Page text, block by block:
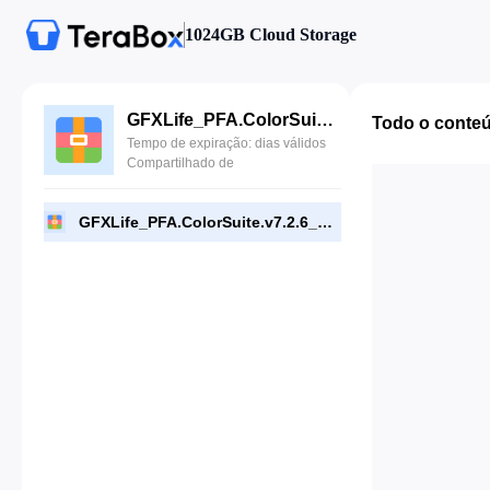
1024GB Cloud Storage
GFXLife_PFA.ColorSuite.v7.2.6_WIN.zip
Tempo de expiração: dias válidos
Compartilhado de
GFXLife_PFA.ColorSuite.v7.2.6_WIN.zip
Todo o